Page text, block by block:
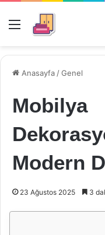
Menü
Anasayfa /Genel
Mobilya
Modern
23 Ağustos 2025 3